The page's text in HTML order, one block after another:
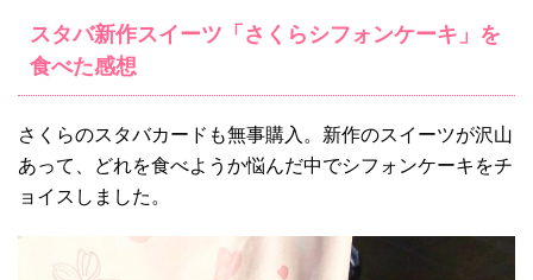
スタバ新作スイーツ「さくらシフォンケーキ」を
食べた感想
さくらのスタバカードも無事購入。新作のスイーツが沢山
あって、どれを食べようか悩んだ中でシフォンケーキをチ
ョイスしました。